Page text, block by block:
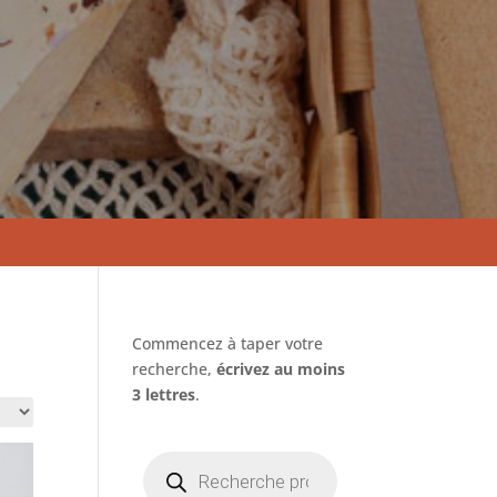
Commencez à taper votre
recherche,écrivez au moins
3 lettres.
produits